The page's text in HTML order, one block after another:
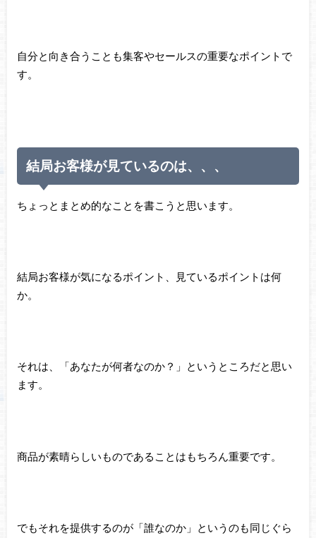
自分と向き合うことも集客やセールスの重要なポイントで
す。
結局お客様が見ているのは、、、
ちょっとまとめ的なことを書こうと思います。
結局お客様が気になるポイント、見ているポイントは何
か。
それは、「あなたが何者なのか？」というところだと思い
ます。
商品が素晴らしいものであることはもちろん重要です。
でもそれを提供するのが「誰なのか」というのも同じぐら